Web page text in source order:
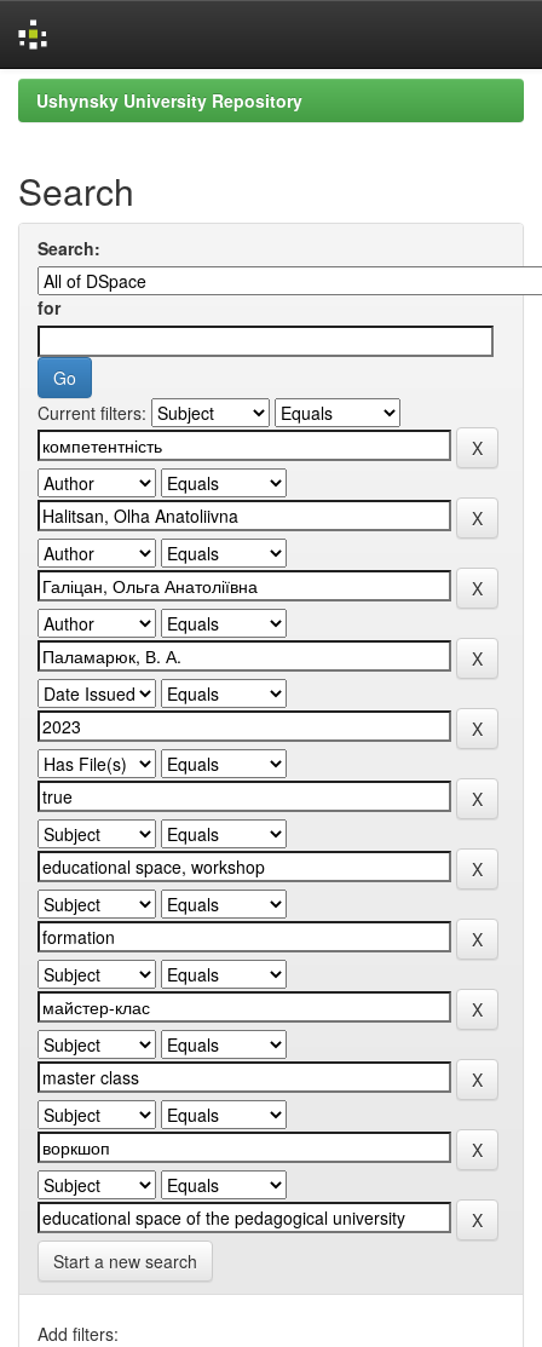
Skip
navigation
Ushynsky University Repository
Search
Search:
for
Current filters:
Start a new search
Add filters: